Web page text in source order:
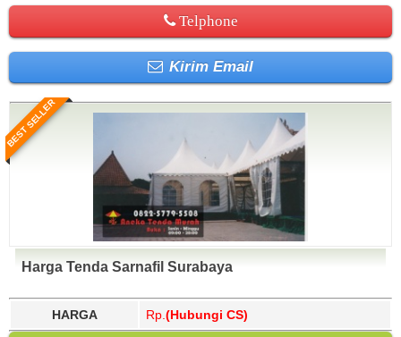
Telphone
Kirim Email
BEST SELLER
Harga Tenda Sarnafil Surabaya
HARGA Rp. (Hubungi CS)